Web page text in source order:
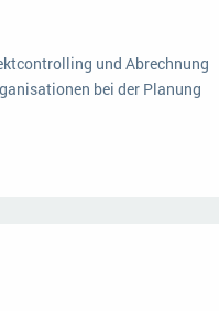
und Abrechnung
bei der Planung